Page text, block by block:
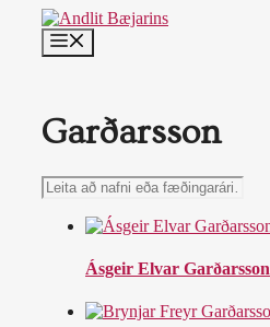
content
Garðarsson
Leita
að
nafni
fæðingarári…
Ásgeir Elvar Garðarsson